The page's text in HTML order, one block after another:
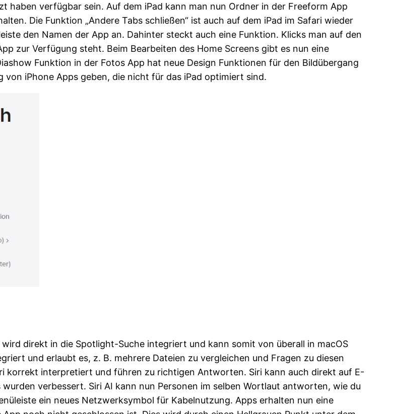
haben verfügbar sein. Auf dem iPad kann man nun Ordner in der Freeform App
Die Funktion „Andere Tabs schließen“ ist auch auf dem iPad im Safari wieder
den Namen der App an. Dahinter steckt auch eine Funktion. Klicks man auf den
zur Verfügung steht. Beim Bearbeiten des Home Screens gibt es nun eine
Funktion in der Fotos App hat neue Design Funktionen für den Bildübergang
von iPhone Apps geben, die nicht für das iPad optimiert sind.
wird direkt in die Spotlight-Suche integriert und kann somit von überall in macOS
und erlaubt es, z. B. mehrere Dateien zu vergleichen und Fragen zu diesen
korrekt interpretiert und führen zu richtigen Antworten. Siri kann auch direkt auf E-
verbessert. Siri AI kann nun Personen im selben Wortlaut antworten, wie du
ein neues Netzwerksymbol für Kabelnutzung. Apps erhalten nun eine